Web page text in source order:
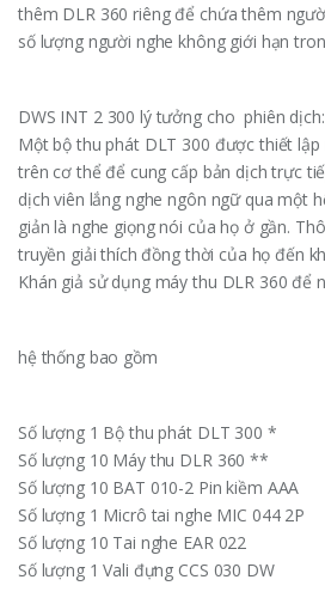
thêm DLR 360 riêng để chứa thêm
số lượng người nghe không giới hạn
DWS INT 2 300 lý tưởng cho phiên dịch:
Một bộ thu phát DLT 300 được thiết
trên cơ thể để cung cấp bản dịch trực
dịch viên lắng nghe ngôn ngữ qua một
giản là nghe giọng nói của họ ở gần.
truyền giải thích đồng thời của họ đến
Khán giả sử dụng máy thu DLR 360 để
hệ thống bao gồm
Số lượng 1 Bộ thu phát DLT 300 *
Số lượng 10 Máy thu DLR 360 **
Số lượng 10 BAT 010-2 Pin kiềm AAA
Số lượng 1 Micrô tai nghe MIC 044 2P
Số lượng 10 Tai nghe EAR 022
Số lượng 1 Vali đựng CCS 030 DW